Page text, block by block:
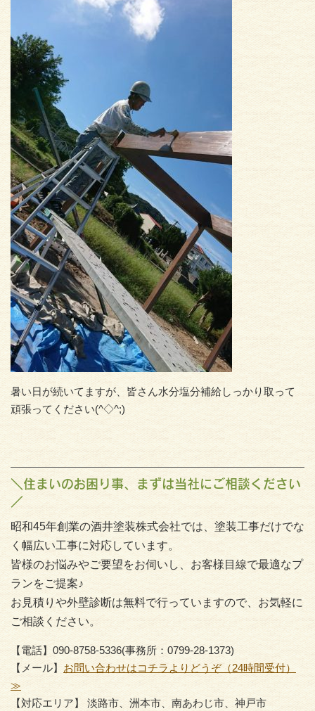
暑い日が続いてますが、皆さん水分塩分補給しっかり取って
頑張ってください(^◇^;)
＼住まいのお困り事、まずは当社にご相談ください
／
昭和45年創業の酒井塗装株式会社では、塗装工事だけでな
く幅広い工事に対応しています。
皆様のお悩みやご要望をお伺いし、お客様目線で最適なプ
ランをご提案♪
お見積りや外壁診断は無料で行っていますので、お気軽に
ご相談ください。
【電話】090-8758-5336(事務所：0799-28-1373)
【メール】 お問い合わせはコチラよりどうぞ（24時間受付）
≫
【対応エリア】 淡路市、洲本市、南あわじ市、神戸市